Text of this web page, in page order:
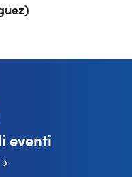
eventi